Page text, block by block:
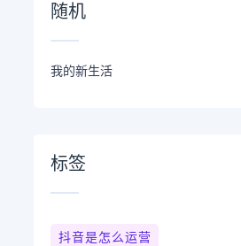
随机
我的新生活
标签
抖音是怎么运营